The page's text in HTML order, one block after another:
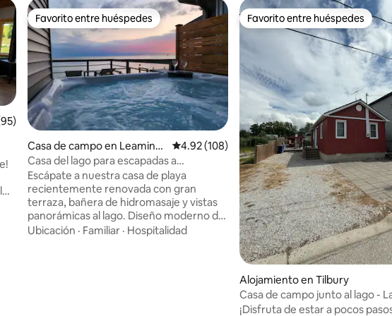
promedio: 4.94 de 5, 95 reseñas
Favorito entre huéspedes
Favorito entre huéspedes
Casa de campo en Leamingt
on
Calificación promedio: 4.92 de 5, 108 reseñas
4.92 (108)
Casa del lago para escapadas a
Sunset Beach
Escápate a nuestra casa de playa
recientemente renovada con gran
terraza, bañera de hidromasaje y vistas
panorámicas al lago. Diseño moderno de
concepto abierto, electrodomésticos de
Ubicación · Familiar · Hospitalidad
Favorito entre huéspedes
Favorito entre huéspedes
Alojamiento en Tilbury
Casa de campo junto al lago -
Clair
¡Disfruta de estar a pocos